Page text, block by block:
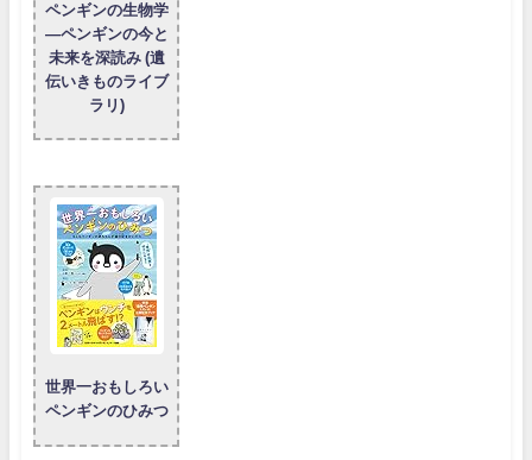
ペンギンの生物学
―ペンギンの今と
未来を深読み (遺
伝いきものライブ
ラリ)
世界一おもしろい
ペンギンのひみつ